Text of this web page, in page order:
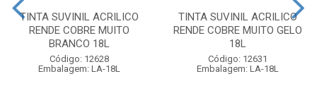
TINTA SUVINIL ACRILICO
RENDE COBRE MUITO
BRANCO 18L
Código: 12628
Embalagem: LA-18L
TINTA SUVINIL ACRILICO
RENDE COBRE MUITO GELO
18L
Código: 12631
Embalagem: LA-18L